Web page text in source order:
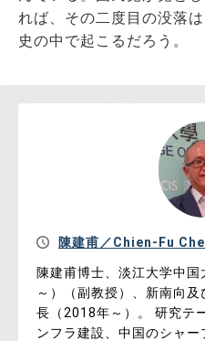
れば、その二度目の没落
史の中で起こるだろう。
陳建甫／Chien-Fu
陳建甫博士、淡江大学中
～）（副教授）、新南向
長（2018年～）。 研究テ
ンフラ建設、中国のシャー